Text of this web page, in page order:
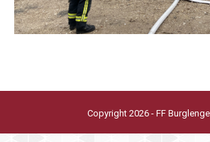
Copyright 2026 - FF